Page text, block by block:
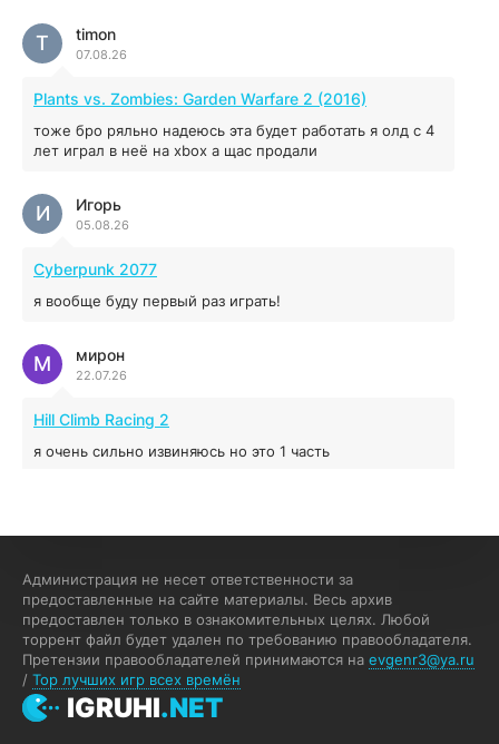
04.12.2025
MAFIA: THE OLD COUNTRY
44.98 ГБ 2025
04.12.2025
Red Chaos - The Strict Order
04.12.2025
16.95 ГБ
04.12.2025
timon
07.08.26
T
Plants vs. Zombies: Garden Warfare 2 (2016)
тоже бро ряльно надеюсь эта будет работать я олд с 4
лет играл в неё на xbox а щас продали
Игорь
05.08.26
И
Cyberpunk 2077
я вообще буду первый раз играть!
мирон
22.07.26
М
Hill Climb Racing 2
я очень сильно извиняюсь но это 1 часть
если эта для пс а не для пк какого лешего вы пишите
на пк !!!!! Сука ебланойды космические вы напишите
блять на пк с установлением Эмулятора сука калеки на
мозг блять последней стадии
Fannie
13.07.26
F IGRUHI.NET
Администрация не несет ответственности за
предоставленные на сайте материалы. Весь архив
предоставлен только в ознакомительных целях. Любой
торрент файл будет удален по требованию правообладателя.
Претензии правообладателей принимаются на evgenr3@ya.ru
/ Top лучших игр всех времён